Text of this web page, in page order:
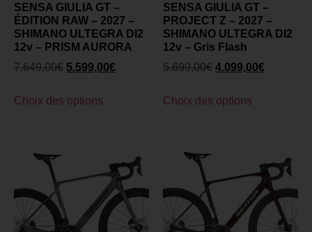
SENSA GIULIA GT –
ÉDITION RAW – 2027 –
SHIMANO ULTEGRA DI2
12v – PRISM AURORA
7.649,00€ 5.599,00€
Choix des options
SENSA GIULIA GT –
PROJECT Z – 2027 –
SHIMANO ULTEGRA DI2
12v – Gris Flash
5.699,00€ 4.099,00€
Choix des options